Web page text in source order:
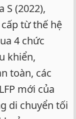
S (2022),
từ thế hệ
4 chức
khiển,
toàn, các
mới của
di chuyển tối